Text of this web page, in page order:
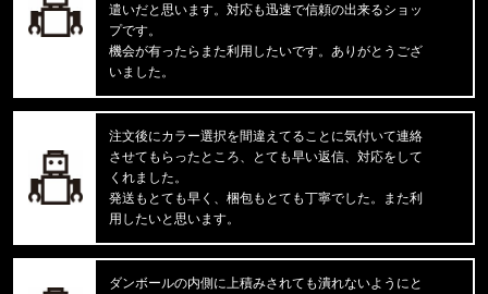
東京都のお客様ご注文ありがとうございます。
reversal/リバーサル
東京都のお客様ご注文ありがとうございます。
47 Brand/フォーティーセブンブランド
'47 MVP ヤンキース ドジャース
東京都のお客様ご注文ありがとうございます。
mnml/ミニマル
遣いだと思います。対応も迅速で信頼の出来るショッ
プです。
機会が有ったらまた利用したいです。ありがとうござ
いました。
注文後にカラー選択を間違えてることに気付いて連絡
させてもらったところ、とても早い返信、対応をして
くれました。
発送もとても早く、梱包もとても丁寧でした。また利
用したいと思います。
ダンボールの内側に上積みされても潰れないようにと